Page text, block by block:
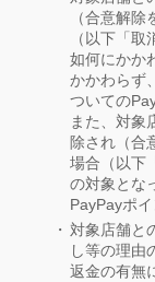
（合意解
（以下「
如何にかか
かかわらず
ついての
また、対象
除され（合
場合（以下
の対象とな
PayPayポ
対象店舗と
し等の理由
返金の有無